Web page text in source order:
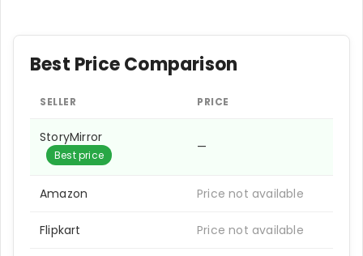
Best Price Comparison
SELLER PRICE
StoryMirror
Best price
—
Amazon Price not available
Flipkart Price not available